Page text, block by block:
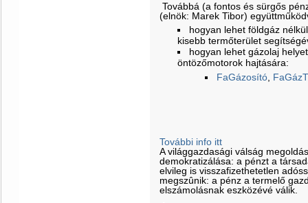
Továbbá (a fontos és sürgős
(elnök: Marek Tibor)
hogyan lehet földgáz
kisebb termőterület
hogyan lehet gázolaj
öntözőmotorok hajtására:
FaGázosító
További info itt
A világgazdasági válság
demokratizálása: a pénzt a
elvileg is visszafizethetetlen
megszûnik: a pénz a termelő
elszámolásnak eszközévé válik.